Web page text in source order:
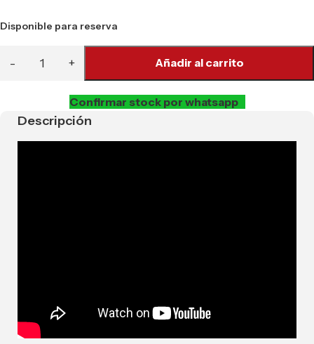
Disponible para reserva
Añadir al carrito
Confirmar stock por whatsapp
Descripción